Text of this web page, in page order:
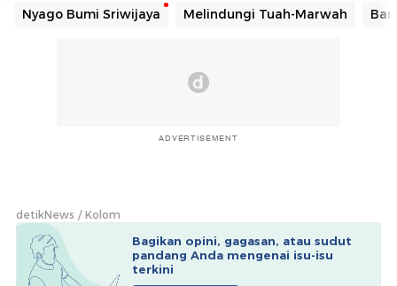
Nyago Bumi Sriwijaya Melindungi Tuah-Marwah
ADVERTISEMENT
detikNews Kolom
Bagikan opini, gagasan, atau sudut
pandang Anda mengenai isu-isu
terkini